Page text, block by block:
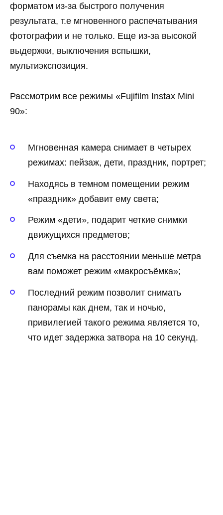
форматом из-за быстрого получения
результата, т.е мгновенного распечатывания
фотографии и не только. Еще из-за высокой
выдержки, выключения вспышки,
мультиэкспозиция.
Рассмотрим все режимы «Fujifilm Instax Mini
90»:
Мгновенная камера снимает в четырех
режимах: пейзаж, дети, праздник, портрет;
Находясь в темном помещении режим
«праздник» добавит ему света;
Режим «дети», подарит четкие снимки
движущихся предметов;
Для съемка на расстоянии меньше метра
вам поможет режим «макросъёмка»;
Последний режим позволит снимать
панорамы как днем, так и ночью,
привилегией такого режима является то,
что идет задержка затвора на 10 секунд.